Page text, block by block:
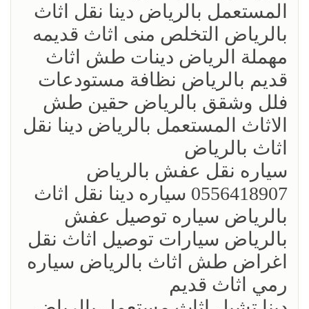
المستعمل بالرياض دينا نقل اثاث
بالرياض التخلص منى اثاث قديمه
مهملة الرياض دينات طش اثاث
قديم بالرياض نظافة مستودعات
فلل وشقق بالرياض حقين طش
الاثاث المستعمل بالرياض دينا نقل
اثاث بالرياض
‏سياره نقل عفش بالرياض
0556418907 سياره دينا نقل اثاث
بالرياض سياره توصيل عفش
بالرياض سيارات توصيل اثاث نقل
اغراض طش اثاث بالرياض سياره
رمي اثاث قديم